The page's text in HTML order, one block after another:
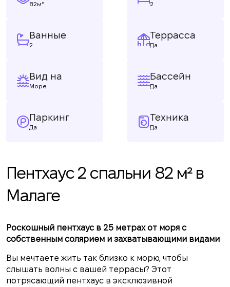
82м² 2
Ванные
2
Террасса
Да
Вид на
Море
Бассейн
Да
Паркинг
Да
Техника
Да
Пентхаус 2 спальни 82 м² в
Малаге
Роскошный пентхаус в 25 метрах от моря с
собственным солярием и захватывающими видами
Вы мечтаете жить так близко к морю, чтобы
слышать волны с вашей террасы? Этот
потрясающий пентхаус в эксклюзивной